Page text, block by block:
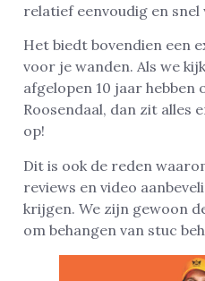
relatief eenvoudig en
Het biedt bovendien een
voor je wanden. Als we
afgelopen 10 jaar hebben
Roosendaal, dan zit alles
op!
Dit is ook de reden
reviews en video
krijgen. We zijn gewoon
om behangen van stuc